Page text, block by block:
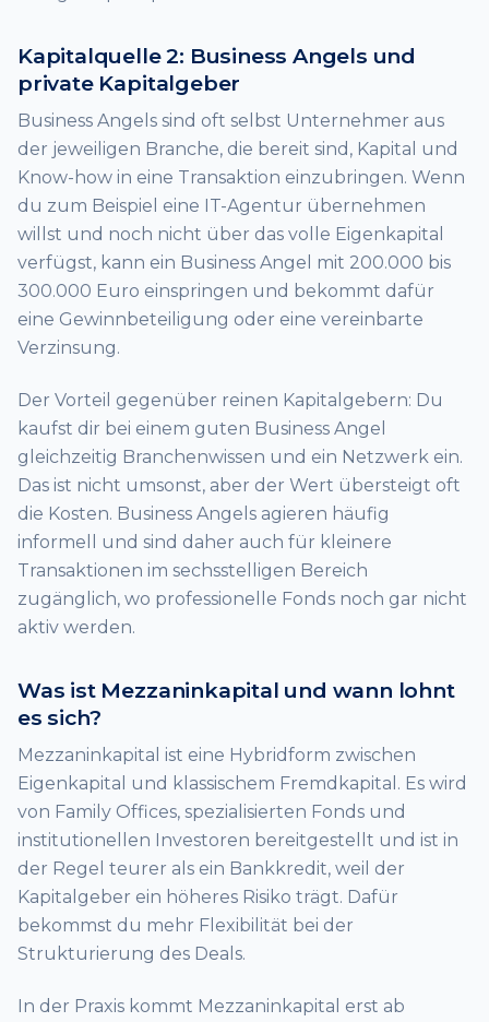
Kapitalquelle 2: Business Angels und
private Kapitalgeber
Business Angels sind oft selbst Unternehmer aus
der jeweiligen Branche, die bereit sind, Kapital und
Know-how in eine Transaktion einzubringen. Wenn
du zum Beispiel eine IT-Agentur übernehmen
willst und noch nicht über das volle Eigenkapital
verfügst, kann ein Business Angel mit 200.000 bis
300.000 Euro einspringen und bekommt dafür
eine Gewinnbeteiligung oder eine vereinbarte
Verzinsung.
Der Vorteil gegenüber reinen Kapitalgebern: Du
kaufst dir bei einem guten Business Angel
gleichzeitig Branchenwissen und ein Netzwerk ein.
Das ist nicht umsonst, aber der Wert übersteigt oft
die Kosten. Business Angels agieren häufig
informell und sind daher auch für kleinere
Transaktionen im sechsstelligen Bereich
zugänglich, wo professionelle Fonds noch gar nicht
aktiv werden.
Was ist Mezzaninkapital und wann lohnt
es sich?
Mezzaninkapital ist eine Hybridform zwischen
Eigenkapital und klassischem Fremdkapital. Es wird
von Family Offices, spezialisierten Fonds und
institutionellen Investoren bereitgestellt und ist in
der Regel teurer als ein Bankkredit, weil der
Kapitalgeber ein höheres Risiko trägt. Dafür
bekommst du mehr Flexibilität bei der
Strukturierung des Deals.
In der Praxis kommt Mezzaninkapital erst ab